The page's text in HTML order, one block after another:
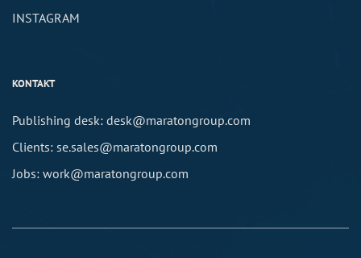
INSTAGRAM
KONTAKT
Publishing desk: desk@maratongroup.com
Clients: se.sales@maratongroup.com
Jobs: work@maratongroup.com